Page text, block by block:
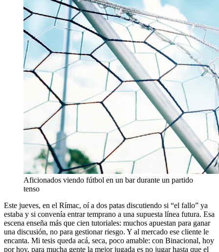
Aficionados viendo fútbol en un bar durante un partido
tenso
Este jueves, en el Rímac, oí a dos patas discutiendo si “el fallo” ya
estaba y si convenía entrar temprano a una supuesta línea futura. Esa
escena enseña más que cien tutoriales: muchos apuestan para ganar
una discusión, no para gestionar riesgo. Y al mercado ese cliente le
encanta. Mi tesis queda acá, seca, poco amable: con Binacional, hoy
por hoy, para mucha gente la mejor jugada es no jugar hasta que el